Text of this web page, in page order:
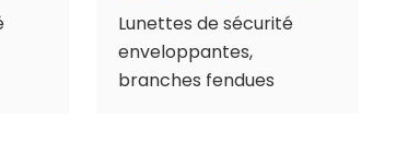
Lunettes de sécurité
enveloppantes,
branches fendues